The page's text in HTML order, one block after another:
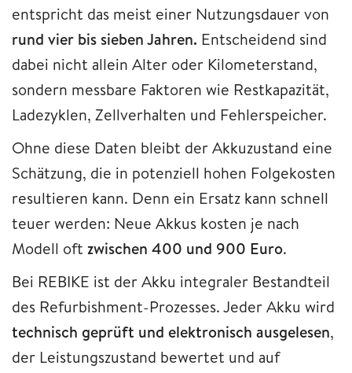
entspricht das meist einer Nutzungsdauer von
rund vier bis sieben Jahren. Entscheidend sind
dabei nicht allein Alter oder Kilometerstand,
sondern messbare Faktoren wie Restkapazität,
Ladezyklen, Zellverhalten und Fehlerspeicher.
Ohne diese Daten bleibt der Akkuzustand eine
Schätzung, die in potenziell hohen Folgekosten
resultieren kann. Denn ein Ersatz kann schnell
teuer werden: Neue Akkus kosten je nach
Modell oft zwischen 400 und 900 Euro.
Bei REBIKE ist der Akku integraler Bestandteil
des Refurbishment-Prozesses. Jeder Akku wird
technisch geprüft und elektronisch ausgelesen,
der Leistungszustand bewertet und auf